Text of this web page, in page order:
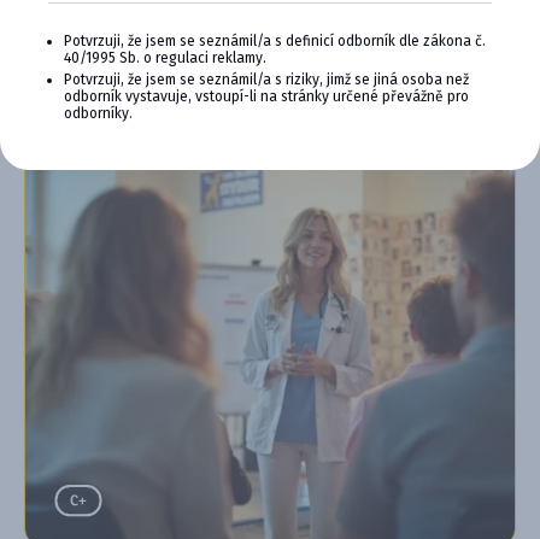
Zjistit více o programu PLUS
Potvrzuji, že jsem se seznámil/a s definicí odborník dle zákona č.
40/1995 Sb. o regulaci reklamy.
Potvrzuji, že jsem se seznámil/a s riziky, jimž se jiná osoba než
odborník vystavuje, vstoupí-li na stránky určené převážně pro
odborníky.